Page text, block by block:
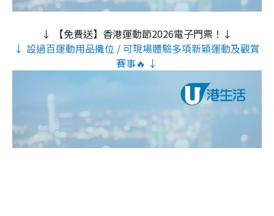
↓ 【免費送】香港運動節2026電子門票！↓
↓ 設過百運動用品攤位 / 可現場體驗多項新穎運動及觀賞
賽事🔥 ↓